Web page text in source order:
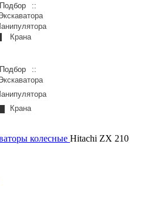
Подбор
Крана
Подбор
Крана
колесные Hitachi ZX 210